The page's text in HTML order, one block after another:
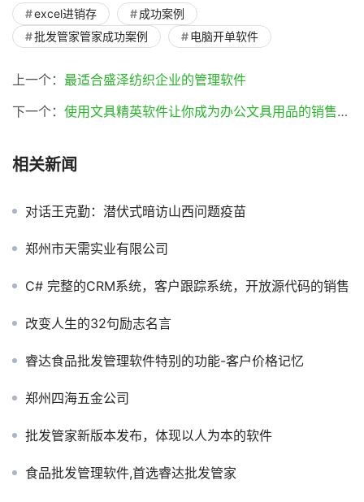
excel进销存
成功案例
批发管家管家成功案例
电脑开单软件
上一个： 最适合盛泽纺织企业的管理软件
下一个： 使用文具精英软件让你成为办公文具用品的销售精英(文具精英软件)
相关新闻
对话王克勤：潜伏式暗访山西问题疫苗
郑州市天需实业有限公司
C# 完整的CRM系统，客户跟踪系统，开放源代码的销售
改变人生的32句励志名言
睿达食品批发管理软件特别的功能-客户价格记忆
郑州四海五金公司
批发管家新版本发布，体现以人为本的软件
食品批发管理软件,首选睿达批发管家